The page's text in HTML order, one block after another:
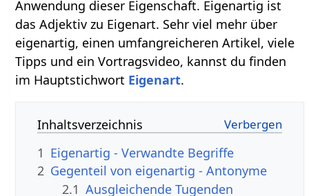
Anwendung dieser Eigenschaft. Eigenartig ist
das Adjektiv zu Eigenart. Sehr viel mehr über
eigenartig, einen umfangreicheren Artikel, viele
Tipps und ein Vortragsvideo, kannst du finden
im Hauptstichwort Eigenart.
Inhaltsverzeichnis
1 Eigenartig - Verwandte Begriffe
2 Gegenteil von eigenartig - Antonyme
2.1 Ausgleichende Tugenden